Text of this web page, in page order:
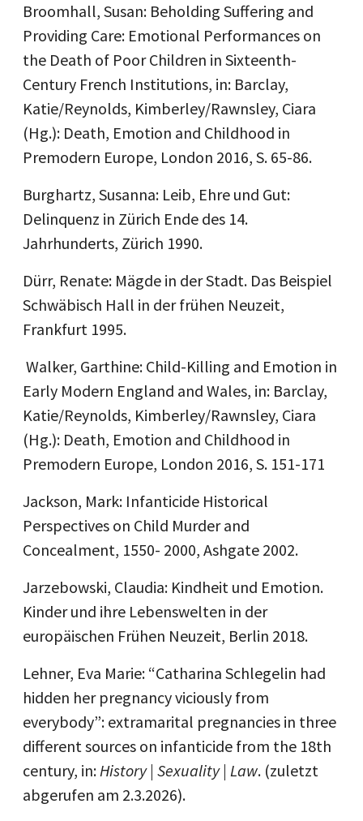
Broomhall, Susan: Beholding Suffering and
Providing Care: Emotional Performances on
the Death of Poor Children in Sixteenth-
Century French Institutions, in: Barclay,
Katie/Reynolds, Kimberley/Rawnsley, Ciara
(Hg.): Death, Emotion and Childhood in
Premodern Europe, London 2016, S. 65-86.
Burghartz, Susanna: Leib, Ehre und Gut:
Delinquenz in Zürich Ende des 14.
Jahrhunderts, Zürich 1990.
Dürr, Renate: Mägde in der Stadt. Das Beispiel
Schwäbisch Hall in der frühen Neuzeit,
Frankfurt 1995.
Walker, Garthine: Child-Killing and Emotion in
Early Modern England and Wales, in: Barclay,
Katie/Reynolds, Kimberley/Rawnsley, Ciara
(Hg.): Death, Emotion and Childhood in
Premodern Europe, London 2016, S. 151-171
Jackson, Mark: Infanticide Historical
Perspectives on Child Murder and
Concealment, 1550- 2000, Ashgate 2002.
Jarzebowski, Claudia: Kindheit und Emotion.
Kinder und ihre Lebenswelten in der
europäischen Frühen Neuzeit, Berlin 2018.
Lehner, Eva Marie: “Catharina Schlegelin had
hidden her pregnancy viciously from
everybody”: extramarital pregnancies in three
different sources on infanticide from the 18th
century, in:History | Sexuality | Law. (zuletzt
abgerufen am 2.3.2026).